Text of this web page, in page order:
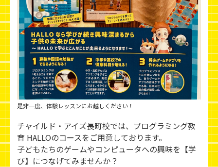
是非一度、体験レッスンにお越しください！
チャイルド・アイズ長町校では、プログラミング教
育 HALLOのコースをご用意しております。
子どもたちのゲームやコンピュータへの興味を【学
び】につなげてみませんか？